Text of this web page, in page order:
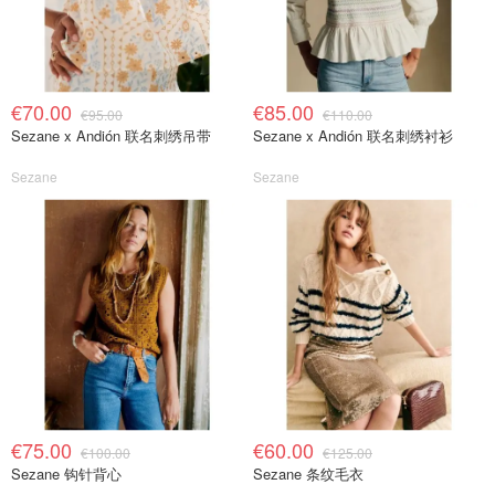
€70.00 €95.00
Sezane x Andión 联名刺绣吊带
Sezane
€85.00 €110.00
Sezane x Andión 联名刺绣衬衫
Sezane
€75.00 €100.00
Sezane 钩针背心
€60.00 €125.00
Sezane 条纹毛衣